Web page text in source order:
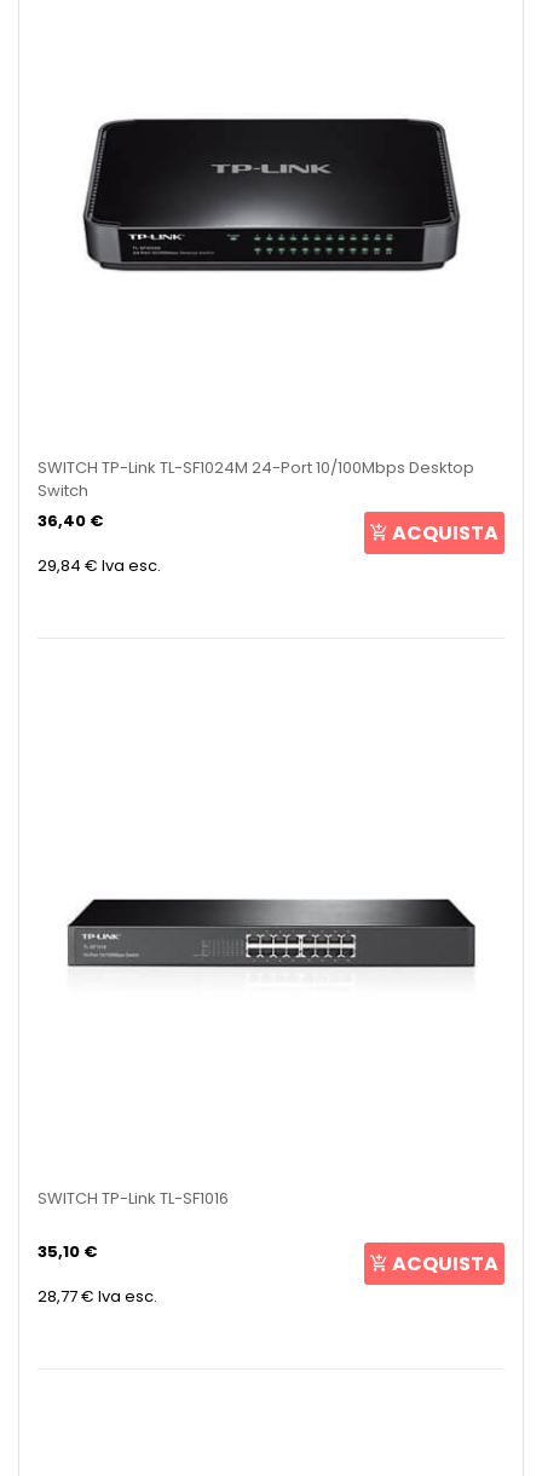
SWITCH TP-Link TL-SF1024M 24-Port 10/100Mbps Desktop
Switch
36,40 €
29,84 € Iva esc.
ACQUISTA
SWITCH TP-Link TL-SF1016
35,10 €
28,77 € Iva esc.
ACQUISTA